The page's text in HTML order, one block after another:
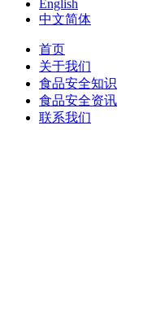
English
中文简体
首页
关于我们
食品安全知识
食品安全资讯
联系我们